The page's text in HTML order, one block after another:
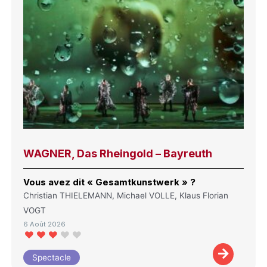
WAGNER, Das Rheingold – Bayreuth
Vous avez dit « Gesamtkunstwerk » ?
Christian THIELEMANN, Michael VOLLE, Klaus Florian
VOGT
6 Août 2026
Spectacle